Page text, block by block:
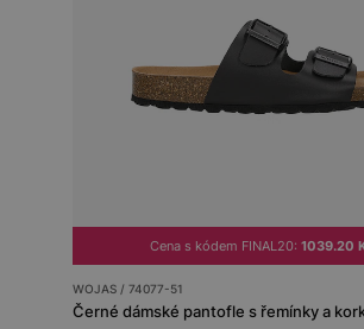
Cena s kódem FINAL20: 1039.20
WOJAS / 74077-51